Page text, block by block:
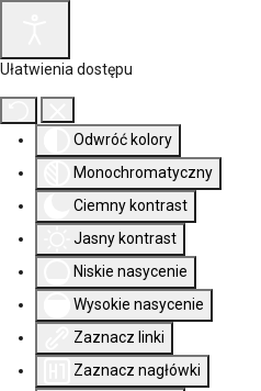
Ułatwienia dostępu
Odwróć kolory
Monochromatyczny
Ciemny kontrast
Jasny kontrast
Niskie nasycenie
Wysokie nasycenie
Zaznacz linki
Zaznacz nagłówki